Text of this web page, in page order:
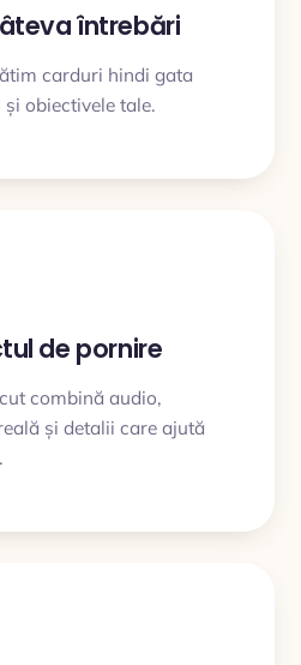
întrebări
carduri hindi gata
obiectivele tale.
de pornire
combină audio,
și detalii care ajută